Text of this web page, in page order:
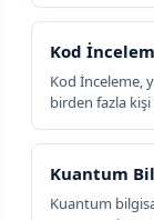
Kod
Kod İnceleme,
birden fazla
Kuantum
Kuantum